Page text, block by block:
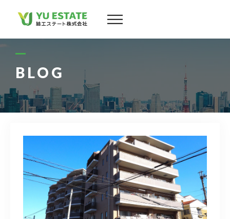
BLOG
物件情報
実績
お客様の声
よくある質問